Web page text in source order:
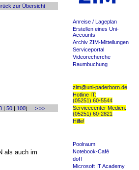
Anreise / Lageplan
Erstellen eines Uni-
Accounts
Archiv ZIM-Mitteilungen
Serviceportal
Videorecherche
Raumbuchung
zim@uni-paderborn.de
Hotline IT:
(05251) 60-5544
Servicecenter Medien:
(05251) 60-2821
Hilfe!
Poolraum
Notebook-Café
doIT
Microsoft IT Academy
zur Übersicht
| 50 | 100) > >>
als auch im